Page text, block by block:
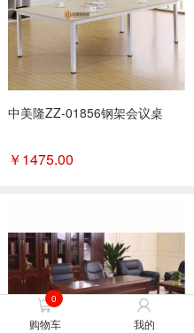
中美隆ZZ-01856钢架会议桌
￥1475.00
0
购物车 我的